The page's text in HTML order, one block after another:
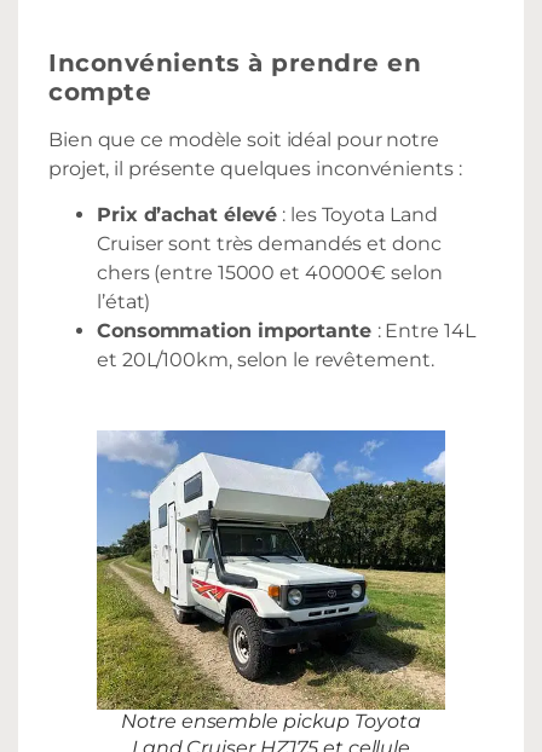
Inconvénients à prendre en
compte
Bien que ce modèle soit idéal pour notre
projet, il présente quelques inconvénients :
Prix d’achat élevé : les Toyota Land
Cruiser sont très demandés et donc
chers (entre 15000 et 40000€ selon
l’état)
Consommation importante : Entre 14L
et 20L/100km, selon le revêtement.
Notre ensemble pickup Toyota